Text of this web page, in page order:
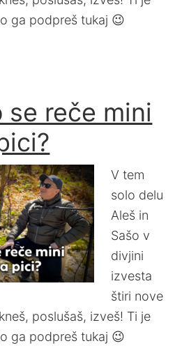
ga podpreš tukaj 😉
se reče mini
V tem
solo delu
Aleš in
Sašo v
divjini
izvesta
štiri nove
poslušaš, izveš! Ti je
ga podpreš tukaj 😉